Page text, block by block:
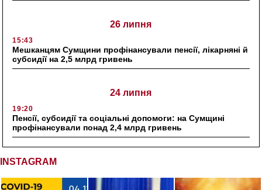
26 липня
15:43
Мешканцям Сумщини профінансували пенсії, лікарняні й
субсидії на 2,5 млрд гривень
24 липня
19:20
Пенсії, субсидії та соціальні допомоги: на Сумщині
профінансували понад 2,4 млрд гривень
INSTAGRAM